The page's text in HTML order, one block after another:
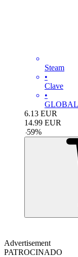
Steam
•
Clave
•
GLOBAL
6.13 EUR
14.99 EUR
-59%
Advertisement
PATROCINADO